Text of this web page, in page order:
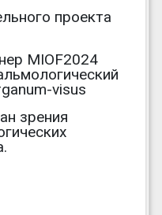
проекта
MIOF2024
visus
зрения